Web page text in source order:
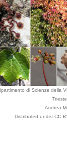
di Scienze della
Trieste
Andrea
Distributed under CC